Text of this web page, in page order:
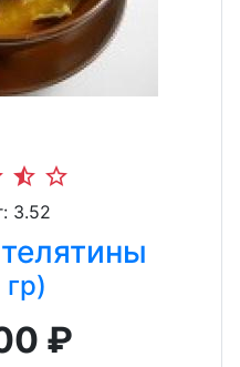
star_half star_border
3.52
₽